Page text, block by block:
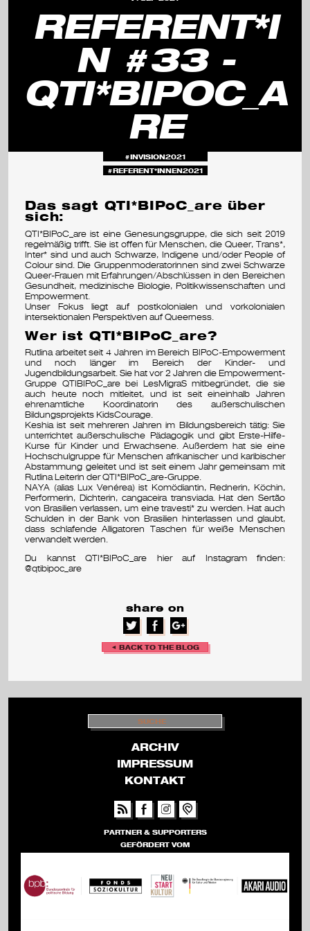
e
m
i
n
a
r
e
s
t
i
v
a
l
REFERENT*I
N #33 -
QTI*BIPOC_A
RE
INVISION2021
REFERENT*INNEN2021
Das sagt QTI*BIPoC_are über
sich:
QTI*BIPoC_are ist eine Genesungsgruppe, die sich seit 2019
regelmäßig trifft. Sie ist offen für Menschen, die Queer, Trans*,
Inter* sind und auch Schwarze, Indigene und/oder People of
Colour sind. Die Gruppenmoderatorinnen sind zwei Schwarze
Queer-Frauen mit Erfahrungen/Abschlüssen in den Bereichen
Gesundheit, medizinische Biologie, Politikwissenschaften und
Empowerment.
Unser Fokus liegt auf postkolonialen und vorkolonialen
intersektionalen Perspektiven auf Queerness.
Wer ist QTI*BIPoC_are?
Rutlina arbeitet seit 4 Jahren im Bereich BIPoC-Empowerment
und noch länger im Bereich der Kinder- und
Jugendbildungsarbeit. Sie hat vor 2 Jahren die Empowerment-
Gruppe QTIBIPoC_are bei LesMigraS mitbegründet, die sie
auch heute noch mitleitet, und ist seit eineinhalb Jahren
ehrenamtliche Koordinatorin des außerschulischen
Bildungsprojekts KidsCourage.
Keshia ist seit mehreren Jahren im Bildungsbereich tätig: Sie
unterrichtet außerschulische Pädagogik und gibt Erste-Hilfe-
Kurse für Kinder und Erwachsene. Außerdem hat sie eine
Hochschulgruppe für Menschen afrikanischer und karibischer
Abstammung geleitet und ist seit einem Jahr gemeinsam mit
Rutlina Leiterin der QTI*BIPoC_are-Gruppe.
NAYA (alias Lux Venérea) ist Komödiantin, Rednerin, Köchin,
Performerin, Dichterin, cangaceira transviada. Hat den Sertão
von Brasilien verlassen, um eine travesti* zu werden. Hat auch
Schulden in der Bank von Brasilien hinterlassen und glaubt,
dass schlafende Alligatoren Taschen für weiße Menschen
verwandelt werden.
Du kannst QTI*BIPoC_are hier auf Instagram finden:
@qtibipoc_are
share on
◄ BACK TO THE BLOG
S
U
H
E
ARCHIV
IMPRESSUM
KONTAKT
PARTNER & SUPPORTERS
GEFÖRDERT VOM